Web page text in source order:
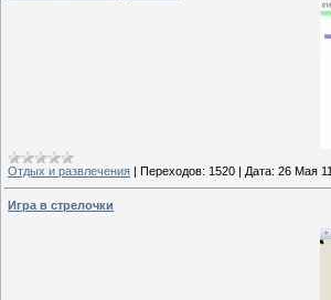
Отдых и развлечения Переходов: 1520 Дата: 26 Мая 11
Игра в стрелочки